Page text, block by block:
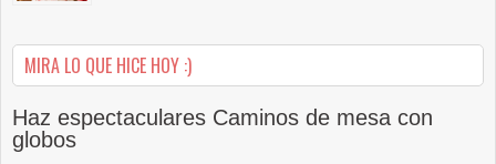
MIRA LO QUE HICE HOY :)
Haz espectaculares Caminos de mesa con
globos